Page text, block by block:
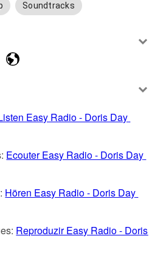
Soundtracks
Easy Radio - Doris Day
Ecouter Easy Radio - Doris Day
Hören Easy Radio - Doris Day
Reproduzir Easy Radio - Doris